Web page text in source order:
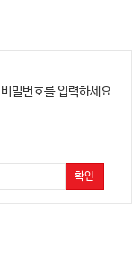
밀번호를 입력하세요.
확인